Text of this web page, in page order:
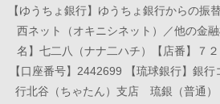
【ゆうちょ銀行】ゆうちょ銀行からの振
西ネット（オキニシネット）／他の金
名】七二八（ナナ二ハチ）【店番】７
【口座番号】2442699 【琉球銀行】
行北谷（ちゃたん）支店 琉銀（普通